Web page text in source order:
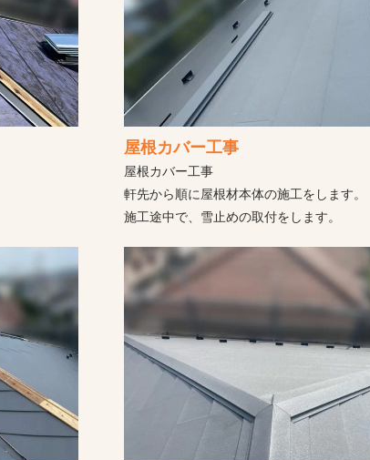
屋根カバー工事
屋根カバー工事
軒先から順に屋根材本体の施工をします。
施工途中で、雪止めの取付をします。